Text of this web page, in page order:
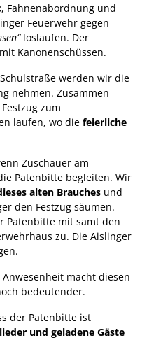
Fahnenabordnung und
Feuerwehr gegen
loslaufen. Der
Kanonenschüssen.
werden wir die
nehmen. Zusammen
zum
laufen, wo die feierliche
Zuschauer am
Patenbitte begleiten. Wir
alten Brauches und
den Festzug säumen.
Patenbitte mit samt den
zu. Die Aislinger
macht diesen
bedeutender.
der Patenbitte ist
und geladene Gäste